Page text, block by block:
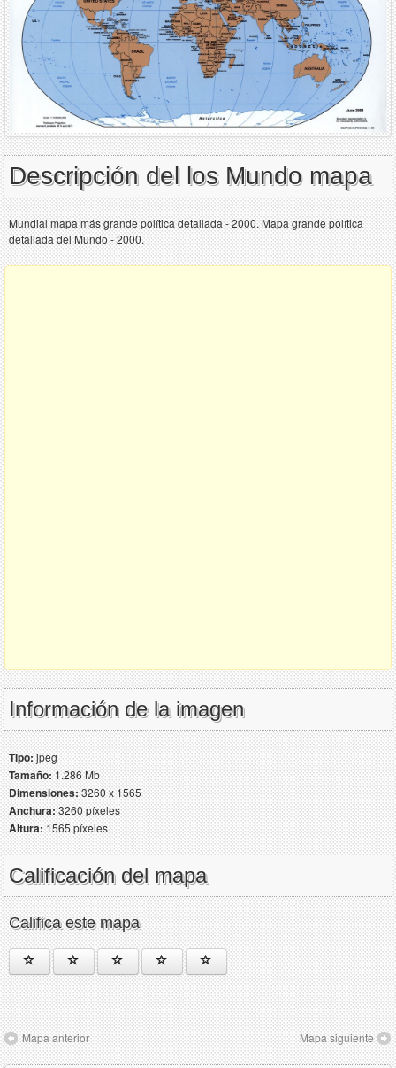
Descripción del los Mundo mapa
Mundial mapa más grande política detallada - 2000. Mapa grande política
detallada del Mundo - 2000.
Información de la imagen
Tipo:jpeg
Tamaño:1.286 Mb
Dimensiones:3260 x 1565
Anchura:3260 píxeles
Altura:1565 píxeles
Calificación del mapa
Califica este mapa
Mapa anterior Mapa siguiente